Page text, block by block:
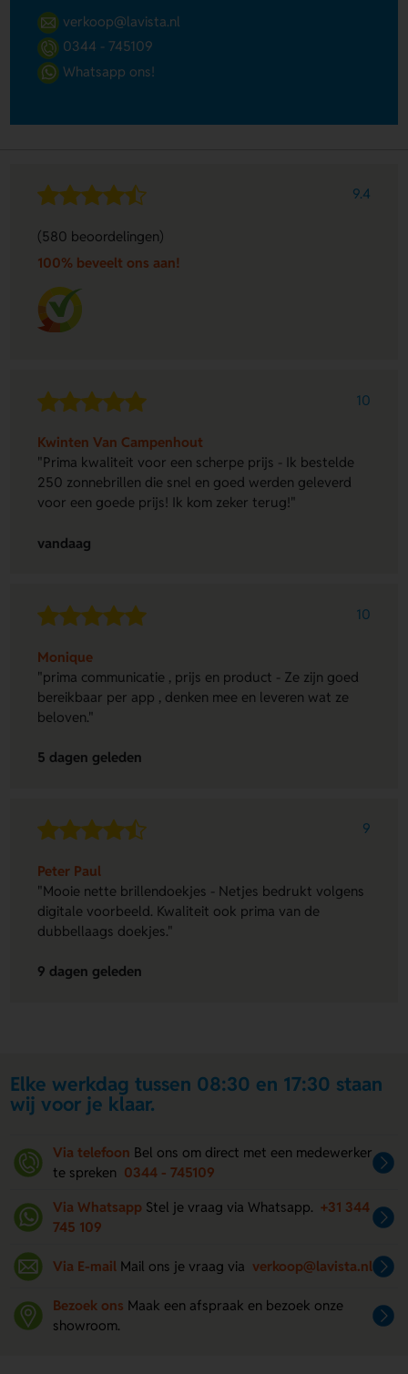
verkoop@lavista.nl
0344 - 745109
Whatsapp ons!
9.4
(580 beoordelingen)
100% beveelt ons aan!
10
Kwinten Van Campenhout
"Prima kwaliteit voor een scherpe prijs - Ik bestelde
250 zonnebrillen die snel en goed werden geleverd
voor een goede prijs! Ik kom zeker terug!"
vandaag
10
Monique
"prima communicatie , prijs en product - Ze zijn goed
bereikbaar per app , denken mee en leveren wat ze
beloven."
5 dagen geleden
9
Peter Paul
"Mooie nette brillendoekjes - Netjes bedrukt volgens
digitale voorbeeld. Kwaliteit ook prima van de
dubbellaags doekjes."
9 dagen geleden
Elke werkdag tussen 08:30 en 17:30 staan
wij voor je klaar.
Via telefoon Bel ons om direct met een medewerker
te spreken 0344 - 745109
Via Whatsapp Stel je vraag via Whatsapp. +31 344
745 109
Via E-mail Mail ons je vraag via verkoop@lavista.nl
Bezoek ons Maak een afspraak en bezoek onze
showroom.